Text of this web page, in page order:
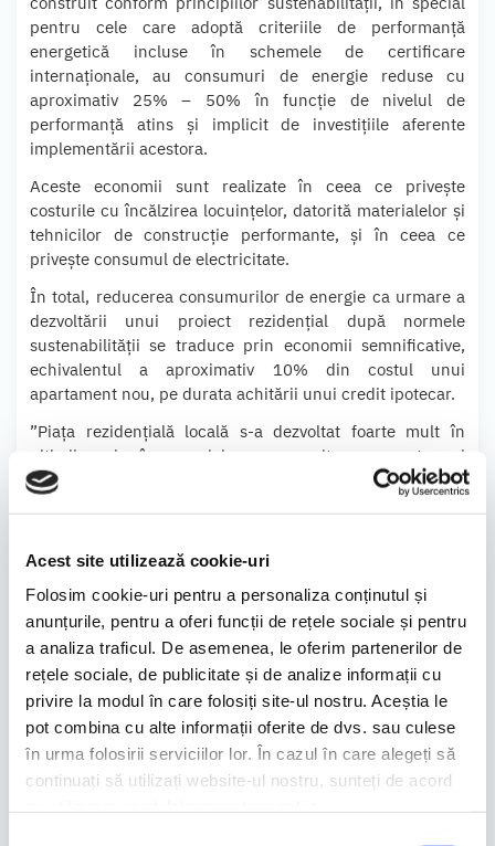
Acest site utilizează cookie-uri
Folosim cookie-uri pentru a personaliza conținutul și
anunțurile, pentru a oferi funcții de rețele sociale și pentru
a analiza traficul. De asemenea, le oferim partenerilor de
rețele sociale, de publicitate și de analize informații cu
privire la modul în care folosiți site-ul nostru. Aceștia le
pot combina cu alte informații oferite de dvs. sau culese
în urma folosirii serviciilor lor. În cazul în care alegeți să
continuați să utilizați website-ul nostru, sunteți de acord
pentru cele care adoptă criteriile de performanță
energetică incluse în schemele de certificare
internaționale, au consumuri de energie reduse cu
aproximativ 25% – 50% în funcție de nivelul de
performanță atins și implicit de investițiile aferente
implementării acestora.
Aceste economii sunt realizate în ceea ce privește
costurile cu încălzirea locuințelor, datorită materialelor și
tehnicilor de construcție performante, și în ceea ce
privește consumul de electricitate.
În total, reducerea consumurilor de energie ca urmare a
dezvoltării unui proiect rezidențial după normele
sustenabilității se traduce prin economii semnificative,
echivalentul a aproximativ 10% din costul unui
apartament nou, pe durata achitării unui credit ipotecar.
”Piața rezidențială locală s-a dezvoltat foarte mult în
ultimii ani, în special pe anumite segmente, și
cumpărătorii au devenit mult mai educați. Sperăm că în
următoarea perioadă și în următorii ani să avem tot mai
performanța energetică a clădirilor și despre existența
Printre proiectele certificate BREEAM se numără Luxuria
Domenii Residence din București.
Cele mai multe proiecte rezidențiale certificate ‚verde’
sunt de altfel în București, urmate de cele din Cluj –
Napoca, Timișoara, Brașov și Iași.
BuildGreen a fost implicată până în prezent în
certificarea sustenabilă a peste 200 de clădiri și proiecte
imobiliare, cu o suprafață totală de peste cinci milioane